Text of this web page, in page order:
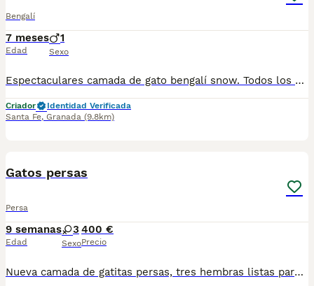
Bengalí
7 meses
Edad
1
Sexo
Espectaculares camada de gato bengalí snow. Todos los cachorritos se entregan con unos dos meses y medio de edad y sus vacunas correspondientes, desparasitados interna y externamente, con certificado de salud, y garantía tanto por enfermedad vírica como congénito genética. Posibilidad de entregar en toda España mediante transporte propio preparado para animales y con chofer privado. Los precios pueden variar según las características y morfología de cada cachorro. Añádenos al whats app o llámanos, y encantados atenderemos todas tus dudas y consultas. Teléfono / Whats app: 641 92 23 90
Criador
Identidad Verificada
Santa Fe, Granada (9.8km)
Gatos persas
Persa
9 semanas
Edad
3
Sexo
400 €
Precio
Nueva camada de gatitas persas, tres hembras listas para recojer, criados en ambiente familiar. Para mas información por wasap al 610704512